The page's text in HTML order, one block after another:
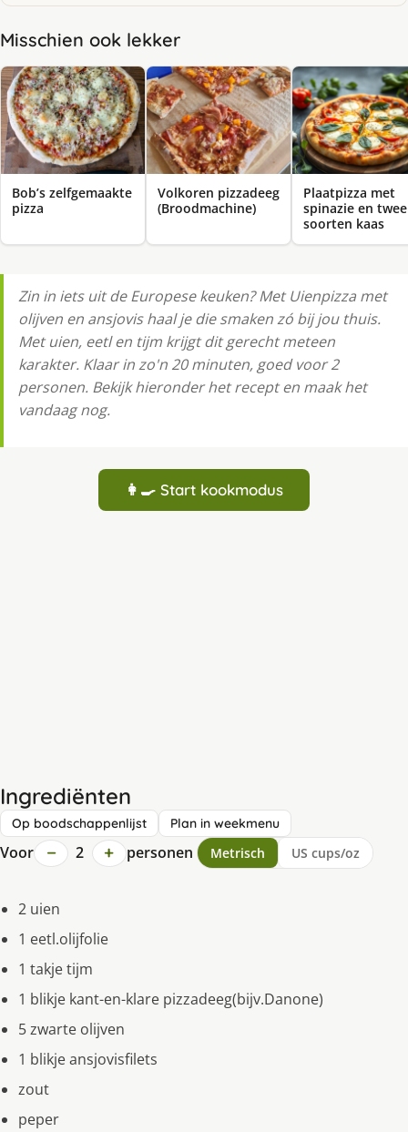
Misschien ook lekker
Bob’s zelfgemaakte
pizza
Volkoren pizzadeeg
(Broodmachine)
Plaatpizza met
spinazie en twee
soorten kaas
Zin in iets uit de Europese keuken? Met Uienpizza met
olijven en ansjovis haal je die smaken zó bij jou thuis.
Met uien, eetl en tijm krijgt dit gerecht meteen
karakter. Klaar in zo'n 20 minuten, goed voor 2
personen. Bekijk hieronder het recept en maak het
vandaag nog.
👩‍🍳 Start kookmodus
Ingrediënten
Op boodschappenlijst Plan in weekmenu
Voor − 2 + personen Metrisch US cups/oz
2 uien
1 eetl.olijfolie
1 takje tijm
1 blikje kant-en-klare pizzadeeg(bijv.Danone)
5 zwarte olijven
1 blikje ansjovisfilets
zout
peper